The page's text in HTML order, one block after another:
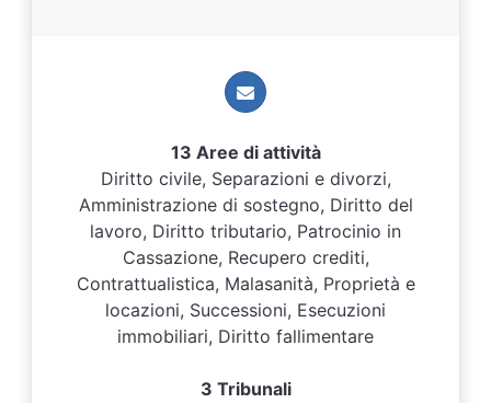
13 Aree di attività
Diritto civile, Separazioni e divorzi,
Amministrazione di sostegno, Diritto del
lavoro, Diritto tributario, Patrocinio in
Cassazione, Recupero crediti,
Contrattualistica, Malasanità, Proprietà e
locazioni, Successioni, Esecuzioni
immobiliari, Diritto fallimentare
3 Tribunali